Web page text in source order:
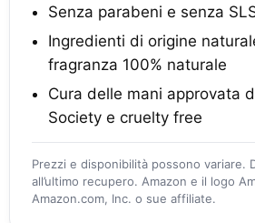
Senza parabeni e senza
Ingredienti di origine
fragranza 100% naturale
Cura delle mani approvata
Society e cruelty free
Prezzi e disponibilità possono variare.
all’ultimo recupero. Amazon e il logo
Amazon.com, Inc. o sue affiliate.